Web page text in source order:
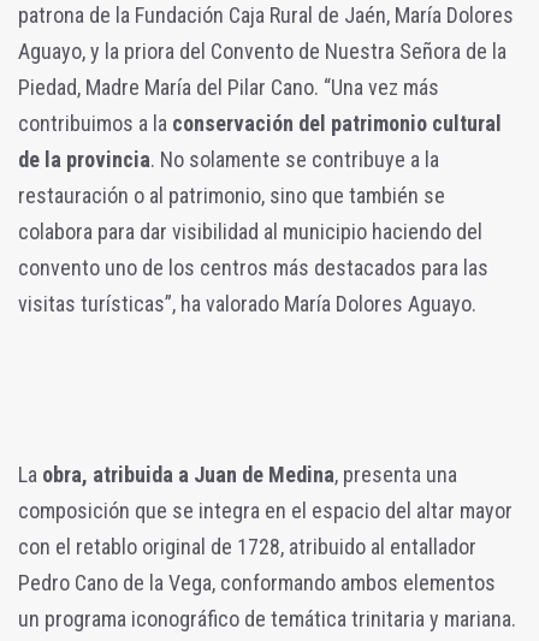
patrona de la Fundación Caja Rural de Jaén, María Dolores
Aguayo, y la priora del Convento de Nuestra Señora de la
Piedad, Madre María del Pilar Cano. “Una vez más
contribuimos a la conservación del patrimonio cultural
de la provincia. No solamente se contribuye a la
restauración o al patrimonio, sino que también se
colabora para dar visibilidad al municipio haciendo del
convento uno de los centros más destacados para las
visitas turísticas”, ha valorado María Dolores Aguayo.
La obra, atribuida a Juan de Medina, presenta una
composición que se integra en el espacio del altar mayor
con el retablo original de 1728, atribuido al entallador
Pedro Cano de la Vega, conformando ambos elementos
un programa iconográfico de temática trinitaria y mariana.